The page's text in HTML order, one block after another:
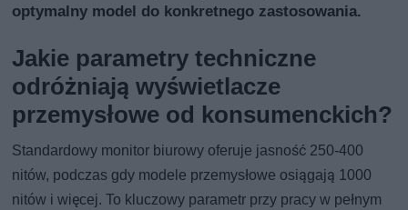
optymalny model do konkretnego zastosowania.
Jakie parametry techniczne
odróżniają wyświetlacze
przemysłowe od konsumenckich?
Standardowy monitor biurowy oferuje jasność 250-400
nitów, podczas gdy modele przemysłowe osiągają 1000
nitów i więcej. To kluczowy parametr przy pracy w pełnym